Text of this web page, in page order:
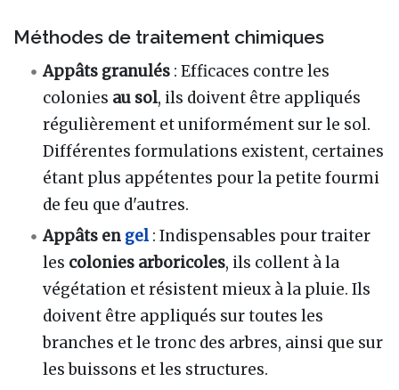
Méthodes de traitement chimiques
Appâts granulés : Efficaces contre les
colonies au sol, ils doivent être appliqués
régulièrement et uniformément sur le sol.
Différentes formulations existent, certaines
étant plus appétentes pour la petite fourmi
de feu que d'autres.
Appâts en gel: Indispensables pour traiter
les colonies arboricoles, ils collent à la
végétation et résistent mieux à la pluie. Ils
doivent être appliqués sur toutes les
branches et le tronc des arbres, ainsi que sur
les buissons et les structures.